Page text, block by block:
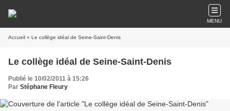
MENU
Accueil » Le collège idéal de Seine-Saint-Denis
Le collège idéal de Seine-Saint-Denis
Publié le 10/02/2011 à 15:26
Par Stéphane Fleury